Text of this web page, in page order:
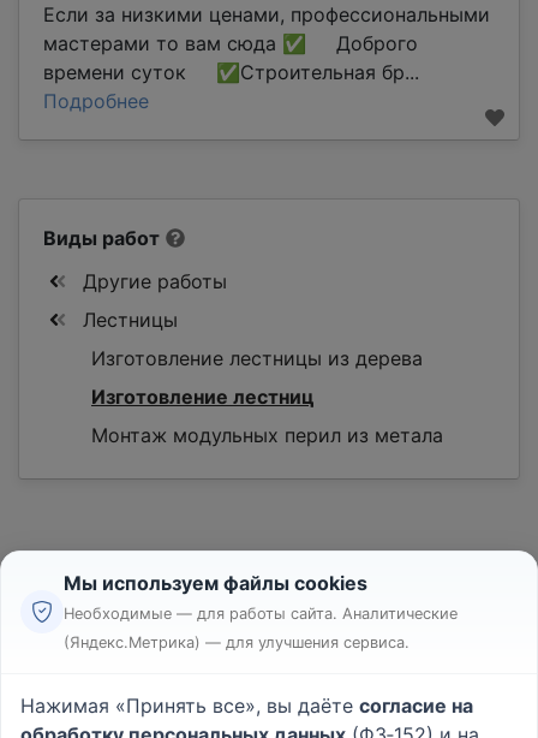
Если за низкими ценами, профессиональными
мастерами то вам сюда ✅ Доброго
времени суток ✅Строительная бр...
Подробнее
Виды работ
Другие работы
Лестницы
Изготовление лестницы из дерева
Изготовление лестниц
Монтаж модульных перил из метала
Реклама
Пользовательское соглашение
Мы используем файлы cookies
Необходимые — для работы сайта. Аналитические
(Яндекс.Метрика) — для улучшения сервиса.
Нажимая «Принять все», вы даёте согласие на